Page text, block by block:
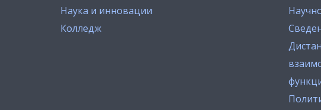
Наука и инновации
Колледж